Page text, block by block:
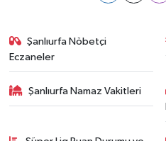
Şanlıurfa Nöbetçi
Eczaneler
Şanlıurfa Namaz Vakitleri